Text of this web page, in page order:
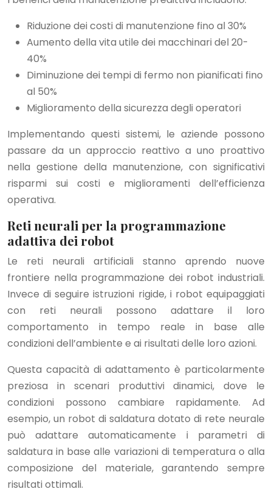
Riduzione dei costi di manutenzione fino al 30%
Aumento della vita utile dei macchinari del 20-
40%
Diminuzione dei tempi di fermo non pianificati fino
al 50%
Miglioramento della sicurezza degli operatori
Implementando questi sistemi, le aziende possono
passare da un approccio reattivo a uno proattivo
nella gestione della manutenzione, con significativi
risparmi sui costi e miglioramenti dell’efficienza
operativa.
Reti neurali per la programmazione
adattiva dei robot
Le reti neurali artificiali stanno aprendo nuove
frontiere nella programmazione dei robot industriali.
Invece di seguire istruzioni rigide, i robot equipaggiati
con reti neurali possono adattare il loro
comportamento in tempo reale in base alle
condizioni dell’ambiente e ai risultati delle loro azioni.
Questa capacità di adattamento è particolarmente
preziosa in scenari produttivi dinamici, dove le
condizioni possono cambiare rapidamente. Ad
esempio, un robot di saldatura dotato di rete neurale
può adattare automaticamente i parametri di
saldatura in base alle variazioni di temperatura o alla
composizione del materiale, garantendo sempre
risultati ottimali.